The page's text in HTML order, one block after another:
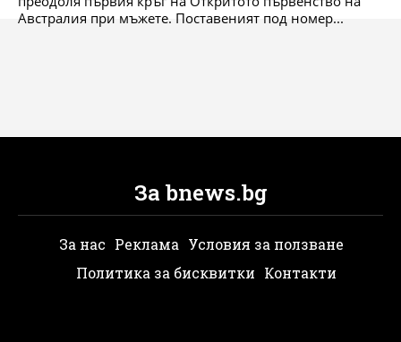
Австралия при мъжете. Поставеният под номер...
За bnews.bg
За нас Реклама Условия за ползване
Политика за бисквитки Контакти